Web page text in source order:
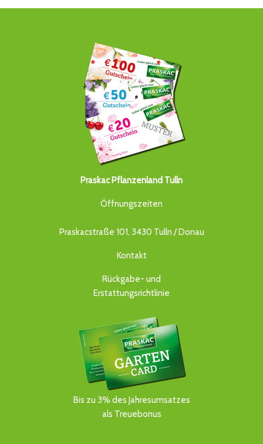
Praskac Pflanzenland Tulln
Öffnungszeiten
Praskacstraße 101, 3430 Tulln / Donau
Kontakt
Rückgabe- und
Erstattungsrichtlinie
Bis zu 3% des Jahresumsatzes
als Treuebonus